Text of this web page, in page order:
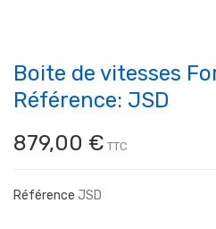
Boite de vitesses
Référence: JSD
879,00 € TTC
Référence JSD